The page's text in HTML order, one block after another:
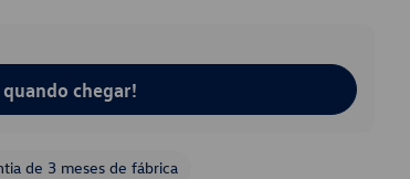
chegar!
de 3 meses de fábrica